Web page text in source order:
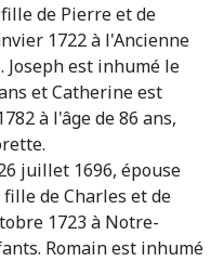
de Pierre et de
1722 à l'Ancienne
est inhumé le
et Catherine est
à l'âge de 86 ans,
juillet 1696, épouse
de Charles et de
1723 à Notre-
Romain est inhumé